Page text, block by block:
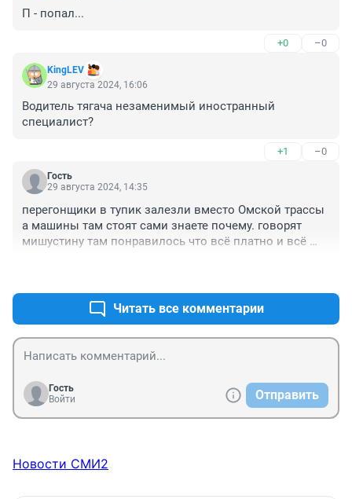
П - попал...
+0 –0
KingLEV
29 августа 2024, 16:06
Водитель тягача незаменимый иностранный
специалист?
+1 –0
Гость
29 августа 2024, 14:35
перегонщики в тупик залезли вместо Омской трассы
а машины там стоят сами знаете почему. говорят
мишустину там понравилось что всё платно и всё
Читать все комментарии
Гость
Войти
Отправить
Новости СМИ2